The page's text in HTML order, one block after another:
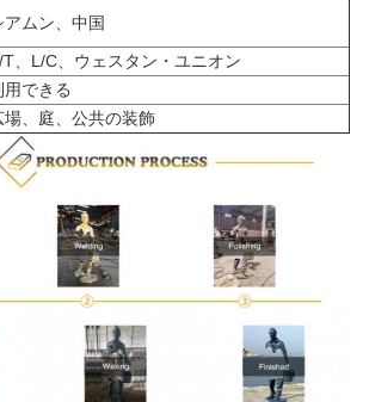
アムン、中国
、L/C、ウェスタン・ユニオン
用できる
場、庭、公共の装飾